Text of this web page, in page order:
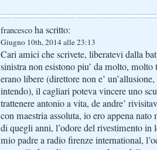
francesco ha scritto:
Giugno 10th, 2014 alle 23:13
Cari amici che scrivete, liberatevi dalla
sinistra non esistono piu’ da molto,
erano libere (direttore non e’
intendo), il cagliari poteva vincere uno
trattenere antonio a vita, de andre’
con maestria assoluta, io ero appena
di quegli anni, l’odore del rivestimento
mio padre a radio firenze international,